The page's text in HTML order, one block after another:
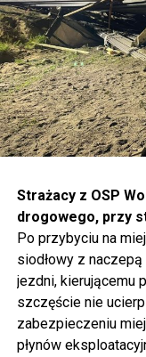
Strażacy z OSP
drogowego, przy
Po przybyciu na
siodłowy z
jezdni, kierującemu
szczęście nie
zabezpieczeniu
płynów